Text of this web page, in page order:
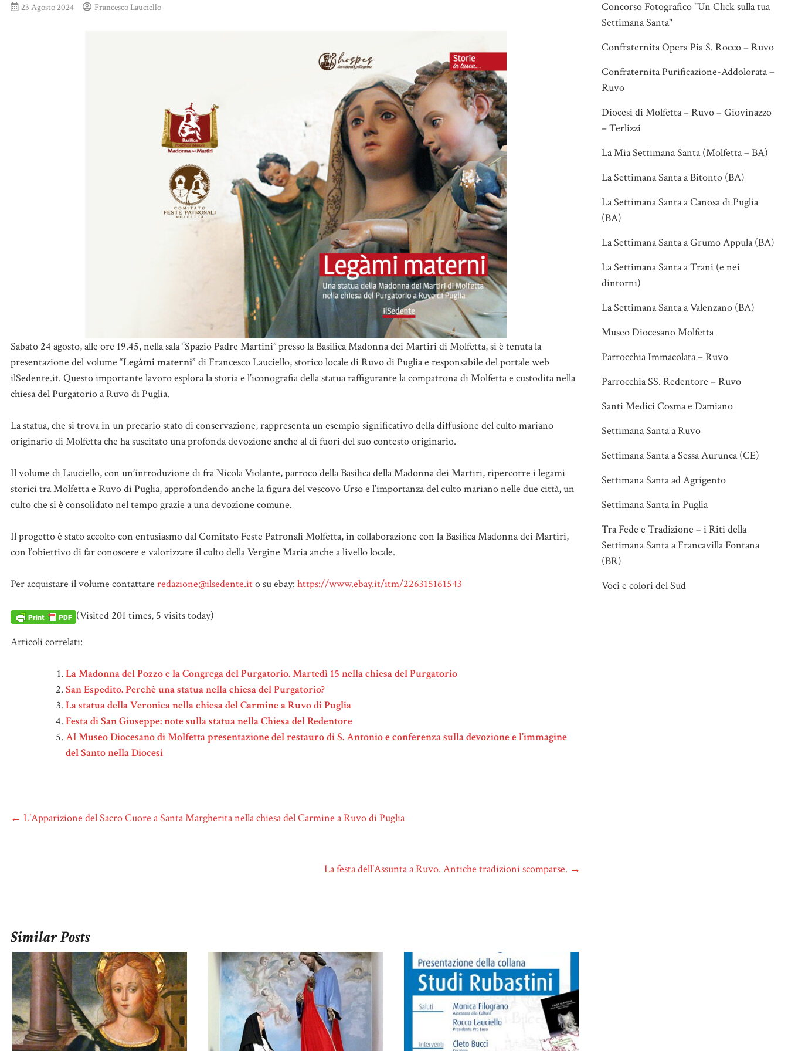
23 Agosto 2024 Francesco Lauciello
Sabato 24 agosto, alle ore 19.45, nella sala “Spazio Padre Martini” presso la Basilica Madonna dei Martiri di Molfetta, si è tenuta la
presentazione del volume “Legàmi materni” di Francesco Lauciello, storico locale di Ruvo di Puglia e responsabile del portale web
ilSedente.it. Questo importante lavoro esplora la storia e l’iconografia della statua raffigurante la compatrona di Molfetta e custodita nella
chiesa del Purgatorio a Ruvo di Puglia.
La statua, che si trova in un precario stato di conservazione, rappresenta un esempio significativo della diffusione del culto mariano
originario di Molfetta che ha suscitato una profonda devozione anche al di fuori del suo contesto originario.
Il volume di Lauciello, con un’introduzione di fra Nicola Violante, parroco della Basilica della Madonna dei Martiri, ripercorre i legami
storici tra Molfetta e Ruvo di Puglia, approfondendo anche la figura del vescovo Urso e l’importanza del culto mariano nelle due città, un
culto che si è consolidato nel tempo grazie a una devozione comune.
Il progetto è stato accolto con entusiasmo dal Comitato Feste Patronali Molfetta, in collaborazione con la Basilica Madonna dei Martiri,
con l’obiettivo di far conoscere e valorizzare il culto della Vergine Maria anche a livello locale.
Per acquistare il volume contattare redazione@ilsedente.ito su ebay: https://www.ebay.it/itm/226315161543
(Visited 201 times, 5 visits today)
Articoli correlati:
La Madonna del Pozzo e la Congrega del Purgatorio. Martedì 15 nella chiesa del Purgatorio
San Espedito. Perchè una statua nella chiesa del Purgatorio?
La statua della Veronica nella chiesa del Carmine a Ruvo di Puglia
Festa di San Giuseppe: note sulla statua nella Chiesa del Redentore
Al Museo Diocesano di Molfetta presentazione del restauro di S. Antonio e conferenza sulla devozione e l’immagine
del Santo nella Diocesi
← L’Apparizione del Sacro Cuore a Santa Margherita nella chiesa del Carmine a Ruvo di Puglia
La festa dell’Assunta a Ruvo. Antiche tradizioni scomparse. →
Similar Posts
Concorso Fotografico "Un Click sulla tua
Settimana Santa"
Confraternita Opera Pia S. Rocco – Ruvo
Confraternita Purificazione-Addolorata –
Ruvo
Diocesi di Molfetta – Ruvo – Giovinazzo
– Terlizzi
La Mia Settimana Santa (Molfetta – BA)
La Settimana Santa a Bitonto (BA)
La Settimana Santa a Canosa di Puglia
(BA)
La Settimana Santa a Grumo Appula (BA)
La Settimana Santa a Trani (e nei
dintorni)
La Settimana Santa a Valenzano (BA)
Museo Diocesano Molfetta
Parrocchia Immacolata – Ruvo
Parrocchia SS. Redentore – Ruvo
Santi Medici Cosma e Damiano
Settimana Santa a Ruvo
Settimana Santa a Sessa Aurunca (CE)
Settimana Santa ad Agrigento
Settimana Santa in Puglia
Tra Fede e Tradizione – i Riti della
Settimana Santa a Francavilla Fontana
(BR)
Voci e colori del Sud